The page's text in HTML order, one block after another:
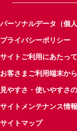
パーソナルデータ（個
プライバシーポリシー
サイトご利用にあたって
お客さまご利用端末か
見やすさ・使いやすさ
サイトメンテナンス情報
サイトマップ